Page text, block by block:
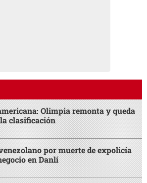
Olimpia remonta y queda
clasificación
por muerte de expolicía
en Danlí